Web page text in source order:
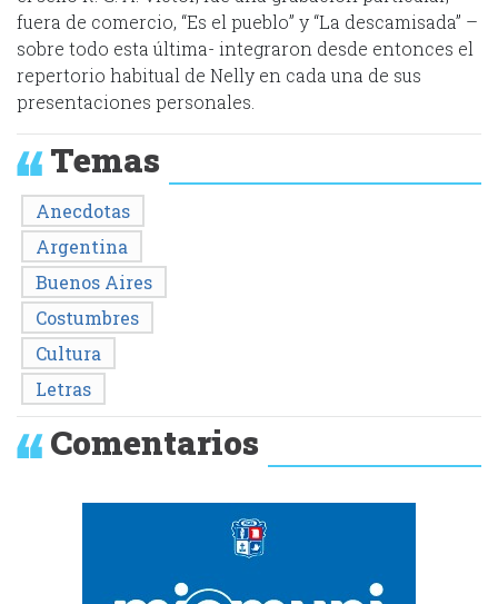
fuera de comercio, “Es el pueblo” y “La descamisada” –
sobre todo esta última- integraron desde entonces el
repertorio habitual de Nelly en cada una de sus
presentaciones personales.
Temas
Anecdotas
Argentina
Buenos Aires
Costumbres
Cultura
Letras
Comentarios